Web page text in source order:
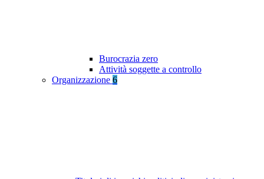
Burocrazia zero
Attività soggette a controllo
Organizzazione 6